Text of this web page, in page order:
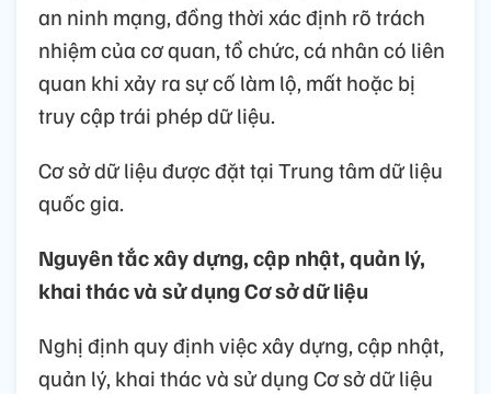
an ninh mạng, đồng thời xác định rõ trách
nhiệm của cơ quan, tổ chức, cá nhân có liên
quan khi xảy ra sự cố làm lộ, mất hoặc bị
truy cập trái phép dữ liệu.
Cơ sở dữ liệu được đặt tại Trung tâm dữ liệu
quốc gia.
Nguyên tắc xây dựng, cập nhật, quản lý,
khai thác và sử dụng Cơ sở dữ liệu
Nghị định quy định việc xây dựng, cập nhật,
quản lý, khai thác và sử dụng Cơ sở dữ liệu